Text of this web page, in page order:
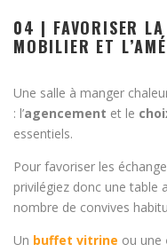
04 | FAVORISER
MOBILIER ET
Une salle à manger
: l’agencement et le
essentiels.
Pour favoriser les
privilégiez donc une table
nombre de convives
Un buffet vitrine ou une